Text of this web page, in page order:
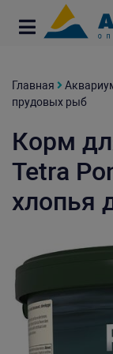
Главная
прудовых рыб
Корм
Tetra
хлопья